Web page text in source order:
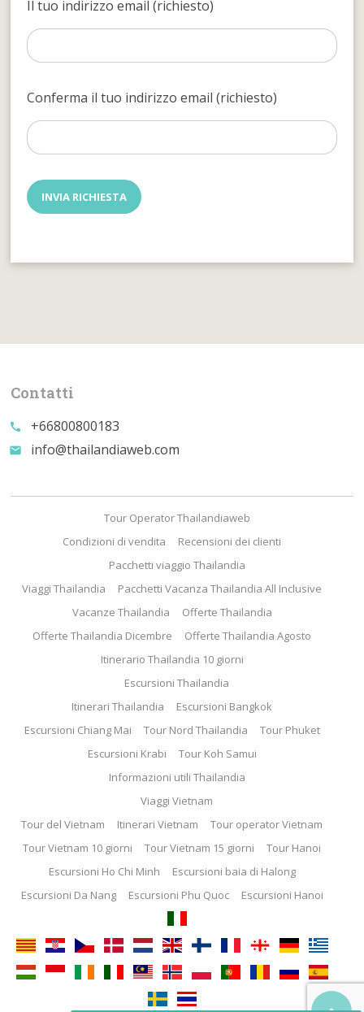
Il tuo indirizzo email (richiesto)
Conferma il tuo indirizzo email (richiesto)
Contatti
call +66800800183
email info@thailandiaweb.com
Tour Operator Thailandiaweb
Condizioni di vendita
Recensioni dei clienti
Pacchetti viaggio Thailandia
Viaggi Thailandia
Pacchetti Vacanza Thailandia All Inclusive
Vacanze Thailandia
Offerte Thailandia
Offerte Thailandia Dicembre
Offerte Thailandia Agosto
Itinerario Thailandia 10 giorni
Escursioni Thailandia
Itinerari Thailandia
Escursioni Bangkok
Escursioni Chiang Mai
Tour Nord Thailandia
Tour Phuket
Escursioni Krabi
Tour Koh Samui
Informazioni utili Thailandia
Viaggi Vietnam
Tour del Vietnam
Itinerari Vietnam
Tour operator Vietnam
Tour Vietnam 10 giorni
Tour Vietnam 15 giorni
Tour Hanoi
Escursioni Ho Chi Minh
Escursioni baia di Halong
Escursioni Da Nang
Escursioni Phu Quoc Escursioni Hanoi